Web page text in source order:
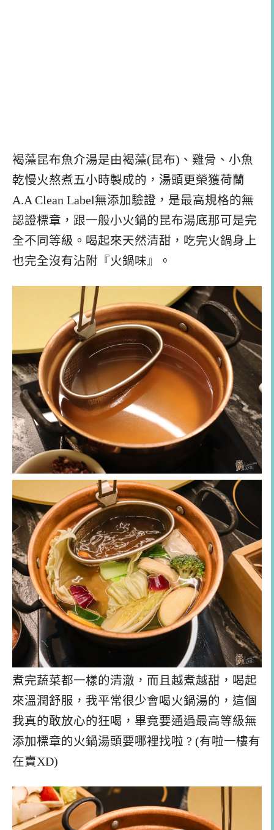
褐藻昆布魚介湯是由褐藻(昆布)、雞骨、小魚
乾慢火熬煮五小時製成的，湯頭更榮獲荷蘭
A.A Clean Label無添加驗證，是最高規格的無
認證標章，跟一般小火鍋的昆布湯底那可是完
全不同等級。喝起來天然清甜，吃完火鍋身上
也完全沒有沾附『火鍋味』。
煮完蔬菜都一樣的清澈，而且越煮越甜，喝起
來溫潤舒服，我平常很少會喝火鍋湯的，這個
我真的敢放心的狂喝，畢竟要通過最高等級無
添加標章的火鍋湯頭要哪裡找啦 ? (有啦一樓有
在賣XD)